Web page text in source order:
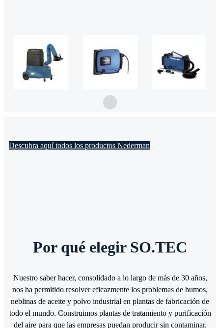
Descubra aquí todos los productos Nederman
Por qué elegir SO.TEC
Nuestro saber hacer, consolidado a lo largo de más de 30 años,
nos ha permitido resolver eficazmente los problemas de humos,
neblinas de aceite y polvo industrial en plantas de fabricación de
todo el mundo. Construimos plantas de tratamiento y purificación
del aire para que las empresas puedan producir sin contaminar.